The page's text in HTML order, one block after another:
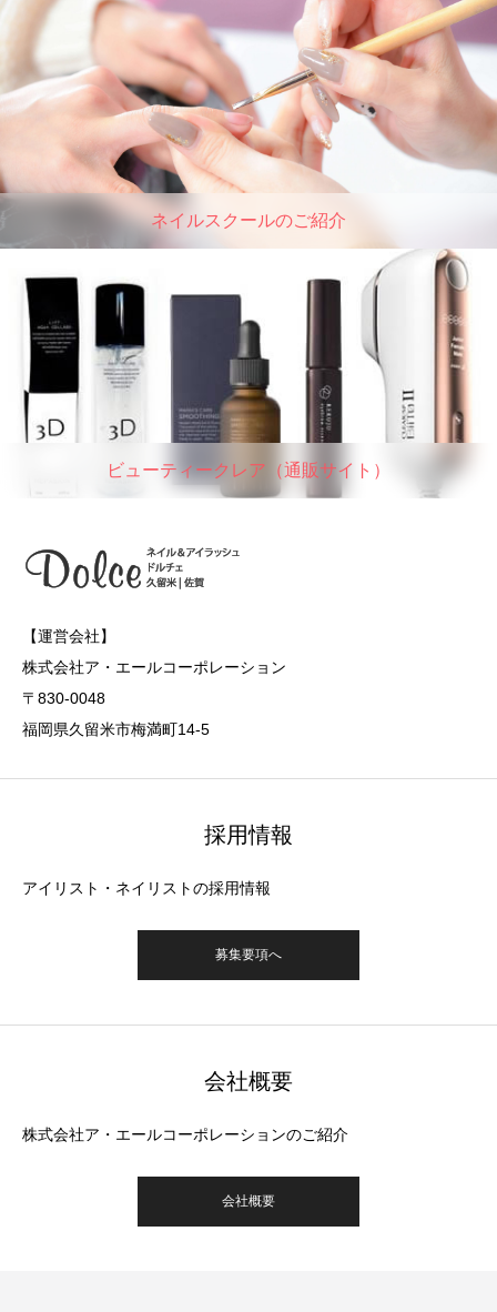
ネイルスクールのご紹介
ビューティークレア（通販サイト）
【運営会社】
株式会社ア・エールコーポレーション
〒830-0048
福岡県久留米市梅満町14-5
採用情報
アイリスト・ネイリストの採用情報
募集要項へ
会社概要
株式会社ア・エールコーポレーションのご紹介
会社概要